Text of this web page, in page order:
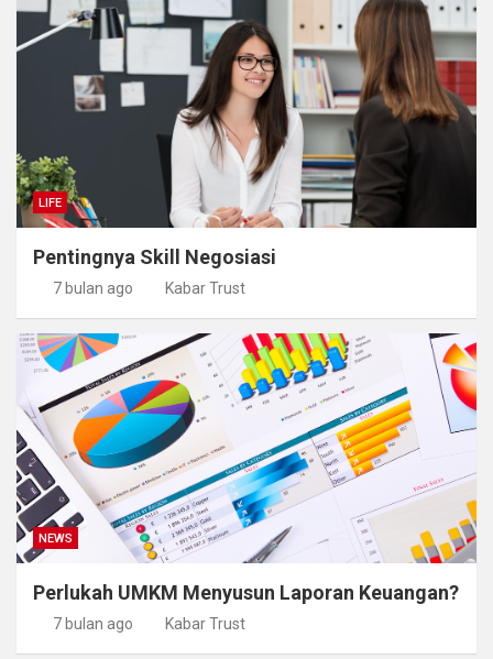
LIFE
Pentingnya Skill Negosiasi
7 bulan ago Kabar Trust
NEWS
Perlukah UMKM Menyusun Laporan Keuangan?
7 bulan ago Kabar Trust